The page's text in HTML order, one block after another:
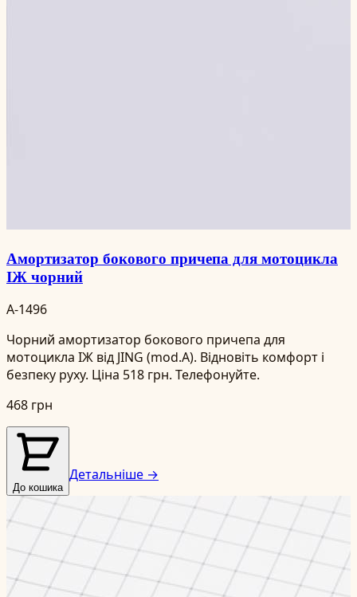
Амортизатор бокового причепа для мотоцикла
ІЖ чорний
A-1496
Чорний амортизатор бокового причепа для
мотоцикла ІЖ від JING (mod.A). Відновіть комфорт і
безпеку руху. Ціна 518 грн. Телефонуйте.
468 грн
До кошика
Детальніше →